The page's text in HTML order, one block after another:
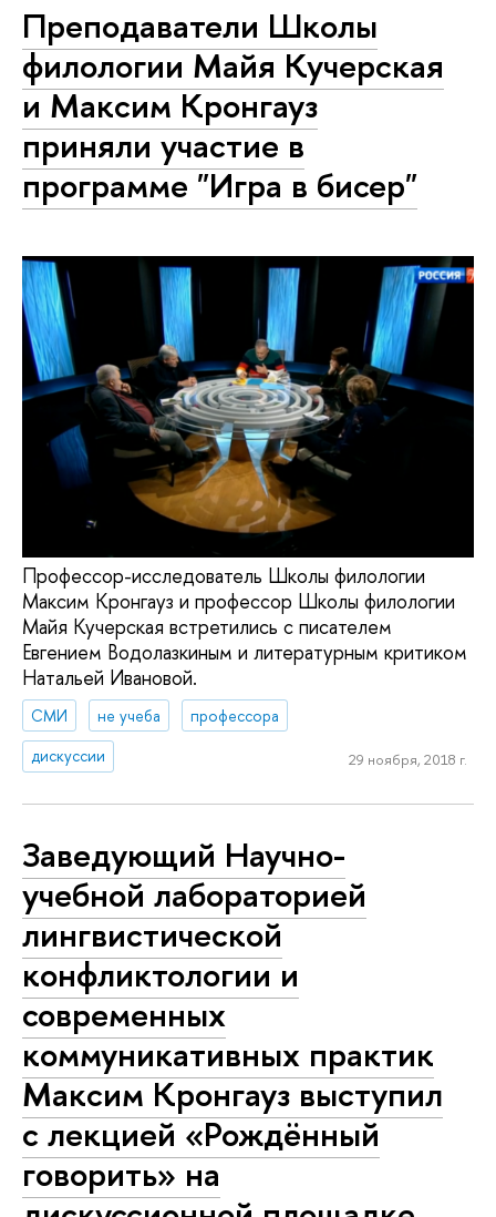
Преподаватели Школы
филологии Майя Кучерская
и Максим Кронгауз
приняли участие в
программе "Игра в бисер"
Профессор-исследователь Школы филологии
Максим Кронгауз и профессор Школы филологии
Майя Кучерская встретились с писателем
Евгением Водолазкиным и литературным критиком
Натальей Ивановой.
СМИ не учеба
профессора
дискуссии
29 ноября, 2018 г.
Заведующий Научно-
учебной лабораторией
лингвистической
конфликтологии и
современных
коммуникативных практик
Максим Кронгауз выступил
с лекцией «Рождённый
говорить» на